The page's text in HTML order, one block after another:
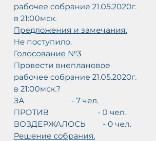
рабочее собрание 21.05.2020г.
в 21:00мск.
Предложения и замечания.
Не поступило.
Голосование №3
Провести внеплановое
рабочее собрание 21.05.2020г.
в 21:00мск.?
ЗА                        - 7 чел.
ПРОТИВ                         - 0 чел.
ВОЗДЕРЖАЛОСЬ         - 0 чел.
Решение собрания.